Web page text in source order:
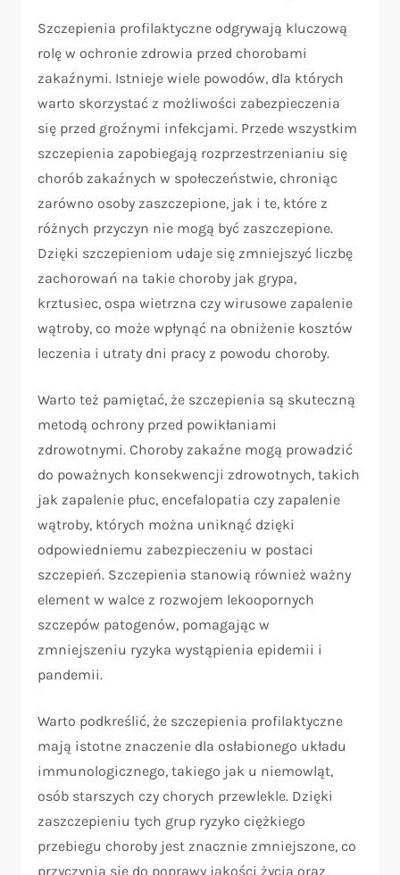
Szczepienia profilaktyczne odgrywają kluczową
rolę w ochronie zdrowia przed chorobami
zakaźnymi. Istnieje wiele powodów, dla których
warto skorzystać z możliwości zabezpieczenia
się przed groźnymi infekcjami. Przede wszystkim
szczepienia zapobiegają rozprzestrzenianiu się
chorób zakaźnych w społeczeństwie, chroniąc
zarówno osoby zaszczepione, jak i te, które z
różnych przyczyn nie mogą być zaszczepione.
Dzięki szczepieniom udaje się zmniejszyć liczbę
zachorowań na takie choroby jak grypa,
krztusiec, ospa wietrzna czy wirusowe zapalenie
wątroby, co może wpłynąć na obniżenie kosztów
leczenia i utraty dni pracy z powodu choroby.
Warto też pamiętać, że szczepienia są skuteczną
metodą ochrony przed powikłaniami
zdrowotnymi. Choroby zakaźne mogą prowadzić
do poważnych konsekwencji zdrowotnych, takich
jak zapalenie płuc, encefalopatia czy zapalenie
wątroby, których można uniknąć dzięki
odpowiedniemu zabezpieczeniu w postaci
szczepień. Szczepienia stanowią również ważny
element w walce z rozwojem lekoopornych
szczepów patogenów, pomagając w
zmniejszeniu ryzyka wystąpienia epidemii i
pandemii.
Warto podkreślić, że szczepienia profilaktyczne
mają istotne znaczenie dla osłabionego układu
immunologicznego, takiego jak u niemowląt,
osób starszych czy chorych przewlekle. Dzięki
zaszczepieniu tych grup ryzyko ciężkiego
przebiegu choroby jest znacznie zmniejszone, co
przyczynia się do poprawy jakości życia oraz